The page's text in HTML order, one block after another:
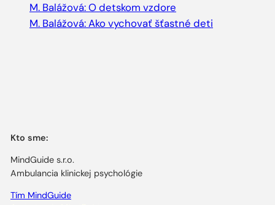
M. Balážová: O detskom vzdore
M. Balážová: Ako vychovať šťastné deti
Kto sme:
MindGuide s.r.o.
Ambulancia klinickej psychológie
Tím MindGuide